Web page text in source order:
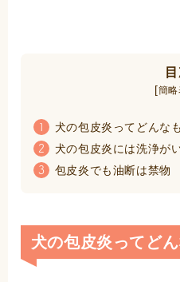
[簡
1 犬の包皮炎ってどんな
2 犬の包皮炎には洗浄が
3 包皮炎でも油断は禁物
犬の包皮炎ってど